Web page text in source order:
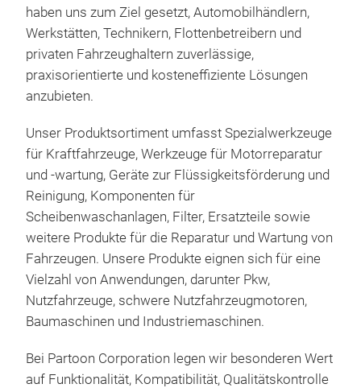
haben uns zum Ziel gesetzt, Automobilhändlern,
Werkstätten, Technikern, Flottenbetreibern und
privaten Fahrzeughaltern zuverlässige,
praxisorientierte und kosteneffiziente Lösungen
anzubieten.
Unser Produktsortiment umfasst Spezialwerkzeuge
für Kraftfahrzeuge, Werkzeuge für Motorreparatur
und -wartung, Geräte zur Flüssigkeitsförderung und
Reinigung, Komponenten für
Scheibenwaschanlagen, Filter, Ersatzteile sowie
weitere Produkte für die Reparatur und Wartung von
Fahrzeugen. Unsere Produkte eignen sich für eine
Vielzahl von Anwendungen, darunter Pkw,
Nutzfahrzeuge, schwere Nutzfahrzeugmotoren,
Baumaschinen und Industriemaschinen.
Bei Partoon Corporation legen wir besonderen Wert
auf Funktionalität, Kompatibilität, Qualitätskontrolle